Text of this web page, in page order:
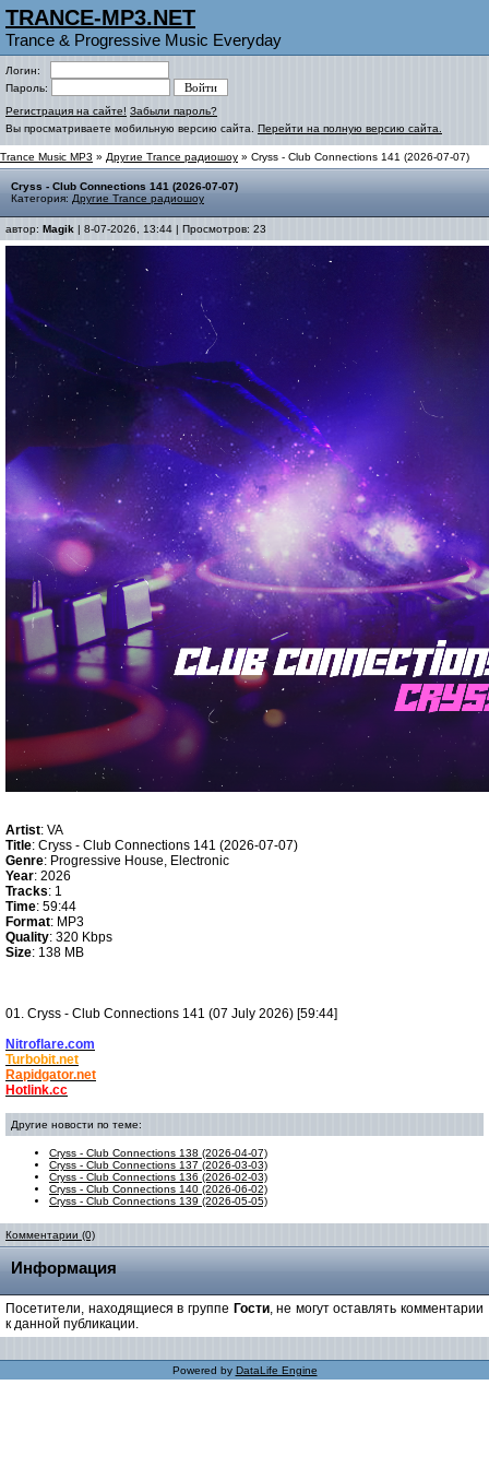
TRANCE-MP3.NET
Trance & Progressive Music Everyday
Логин:
Пароль:
Регистрация на сайте! Забыли пароль?
Вы просматриваете мобильную версию сайта. Перейти на полную версию сайта.
Trance Music MP3 » Другие Trance радиошоу » Cryss - Club Connections 141 (2026-07-07)
Cryss - Club Connections 141 (2026-07-07)
Категория: Другие Trance радиошоу
автор: Magik | 8-07-2026, 13:44 | Просмотров: 23
Artist: VA
Title: Cryss - Club Connections 141 (2026-07-07)
Genre: Progressive House, Electronic
Year: 2026
Tracks: 1
Time: 59:44
Format: MP3
Quality: 320 Kbps
Size: 138 MB
01. Cryss - Club Connections 141 (07 July 2026) [59:44]
Nitroflare.com
Turbobit.net
Rapidgator.net
Hotlink.cc
Другие новости по теме:
Cryss - Club Connections 138 (2026-04-07)
Cryss - Club Connections 137 (2026-03-03)
Cryss - Club Connections 136 (2026-02-03)
Cryss - Club Connections 140 (2026-06-02)
Cryss - Club Connections 139 (2026-05-05)
Комментарии (0)
Информация
Посетители, находящиеся в группе Гости, не могут оставлять комментарии
к данной публикации.
Powered by DataLife Engine